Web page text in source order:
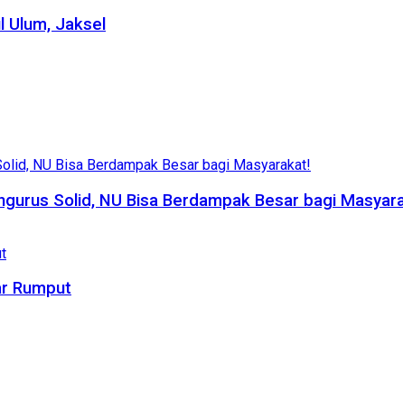
Jaksel
Solid, NU Bisa Berdampak Besar bagi
Rumput